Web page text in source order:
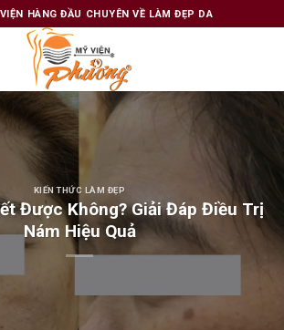
HÀNG ĐẦU CHUYÊN VỀ LÀM ĐẸP DA
KIẾN THỨC LÀM ĐẸP
Được Không? Giải Đáp Điều Trị
Nám Hiệu Quả